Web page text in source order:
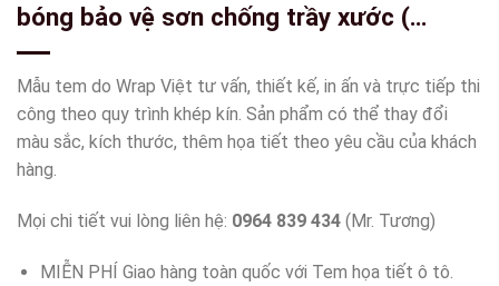
bóng bảo vệ sơn chống trầy xước (
khách hàng cần lưu ý ppf có rất nhiều
loại có loại ppf còn rẻ hơn cả keo trong 3
lớp của wrapviet ạ )-wv483
Mẫu tem do Wrap Việt tư vấn, thiết kế, in ấn và trực tiếp thi
công theo quy trình khép kín. Sản phẩm có thể thay đổi
màu sắc, kích thước, thêm họa tiết theo yêu cầu của khách
hàng.
Mọi chi tiết vui lòng liên hệ: 0964 839 434 (Mr. Tương)
MIỄN PHÍ Giao hàng toàn quốc với Tem họa tiết ô tô.